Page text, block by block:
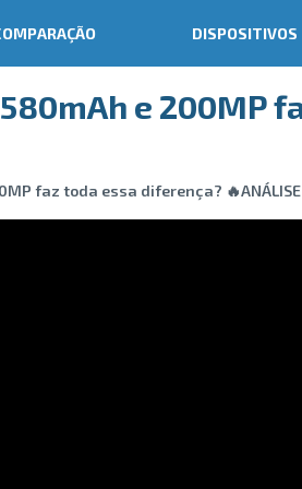
DISPOSITIVOS
e 200MP
faz toda essa diferença? 🔥ANÁLISE